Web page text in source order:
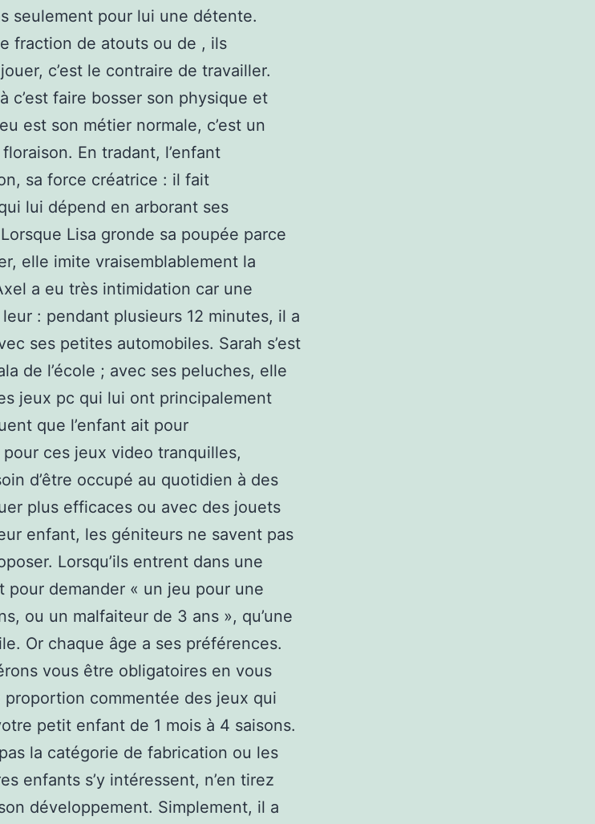
seulement pour lui une détente.
fraction de atouts ou de , ils
c’est le contraire de travailler.
c’est faire bosser son physique et
est son métier normale, c’est un
En tradant, l’enfant
sa force créatrice : il fait
lui dépend en arborant ses
Lisa gronde sa poupée parce
elle imite vraisemblablement la
a eu très intimidation car une
: pendant plusieurs 12 minutes, il a
ses petites automobiles. Sarah s’est
de l’école ; avec ses peluches, elle
jeux pc qui lui ont principalement
que l’enfant ait pour
ces jeux video tranquilles,
d’être occupé au quotidien à des
plus efficaces ou avec des jouets
enfant, les géniteurs ne savent pas
Lorsqu’ils entrent dans une
pour demander « un jeu pour une
ou un malfaiteur de 3 ans », qu’une
Or chaque âge a ses préférences.
vous être obligatoires en vous
commentée des jeux qui
petit enfant de 1 mois à 4 saisons.
la catégorie de fabrication ou les
enfants s’y intéressent, n’en tirez
développement. Simplement, il a